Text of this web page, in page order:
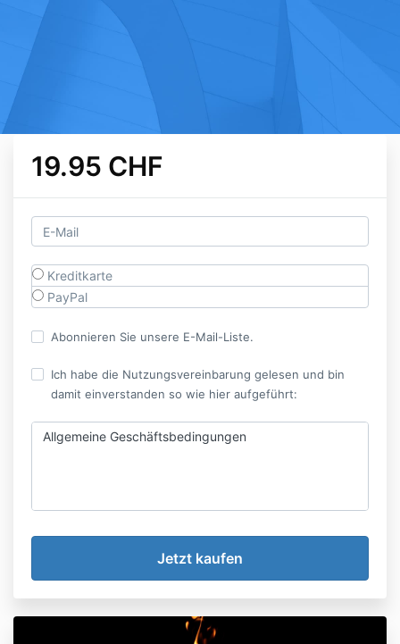
19.95 CHF
Kreditkarte
PayPal
Abonnieren Sie unsere E-Mail-Liste.
Ich habe die Nutzungsvereinbarung gelesen und bin
damit einverstanden so wie hier aufgeführt:
Allgemeine Geschäftsbedingungen
Lesen Sie bitte diese allgemeinen
Geschäftsbedingungen sehr genau durch, bevor Sie
diese Website benutzen und eines unserer Online-